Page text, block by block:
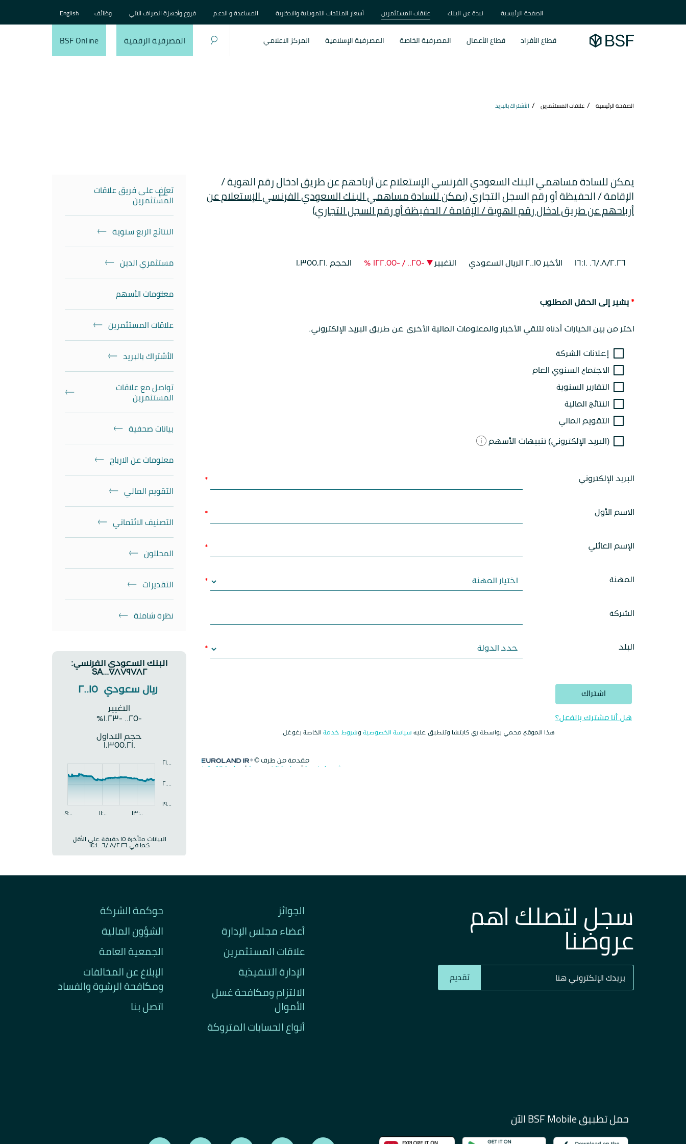
الصفحة الرئيسية نبذة عن البنك علاقات المستثمرين أسعار المنتجات التمويلية والادخارية المساعدة و الدعم فروع وأجهزة الصراف الآلي وظائف English
قطاع الأفراد قطاع الأعمال المصرفية الخاصة المصرفية الإسلامية المركز الاعلامي المصرفية الرقمية BSF Online
الصفحة الرئيسية علاقات المستثمرين الأشتراك بالبريد
يمكن للسادة مساهمي البنك السعودي الفرنسي الإستعلام عن أرباحهم عن طريق ادخال رقم الهوية /
الإقامة / الحفيظة أو رقم السجل التجاري (يمكن للسادة مساهمي البنك السعودي الفرنسي الإستعلام عن
أرباحهم عن طريق ادخال رقم الهوية / الإقامة / الحفيظة أو رقم السجل التجاري)
تعرّف على فريق علاقات
المستثمرين
النتائج الربع سنوية
مستثمري الدين
معلومات الأسهم
علاقات المستثمرين
الأشتراك بالبريد
تواصل مع علاقات
المستثمرين
بيانات صحفية
معلومات عن الارباح
التقويم المالي
التصنيف الائتماني
المحللون
التقديرات
نظرة شاملة
سجل لتصلك اهم
عروضنا
تقديم
الجوائز
أعضاء مجلس الإدارة
علاقات المستثمرين
الإدارة التنفيذية
الالتزام ومكافحة غسل
الأموال
أنواع الحسابات المتروكة
حوكمة الشركة
الشؤون المالية
الجمعية العامة
الإبلاغ عن المخالفات
ومكافحة الرشوة والفساد
اتصل بنا
حمل تطبيق BSF Mobile الآن